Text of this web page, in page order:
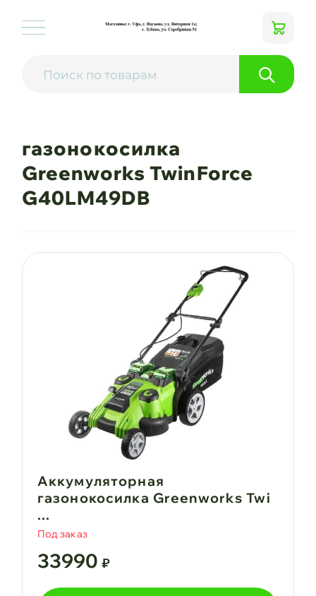
газонокосилка
Greenworks TwinForce
G40LM49DB
Аккумуляторная
газонокосилка Greenworks Twi
...
Под заказ
33990 ₽